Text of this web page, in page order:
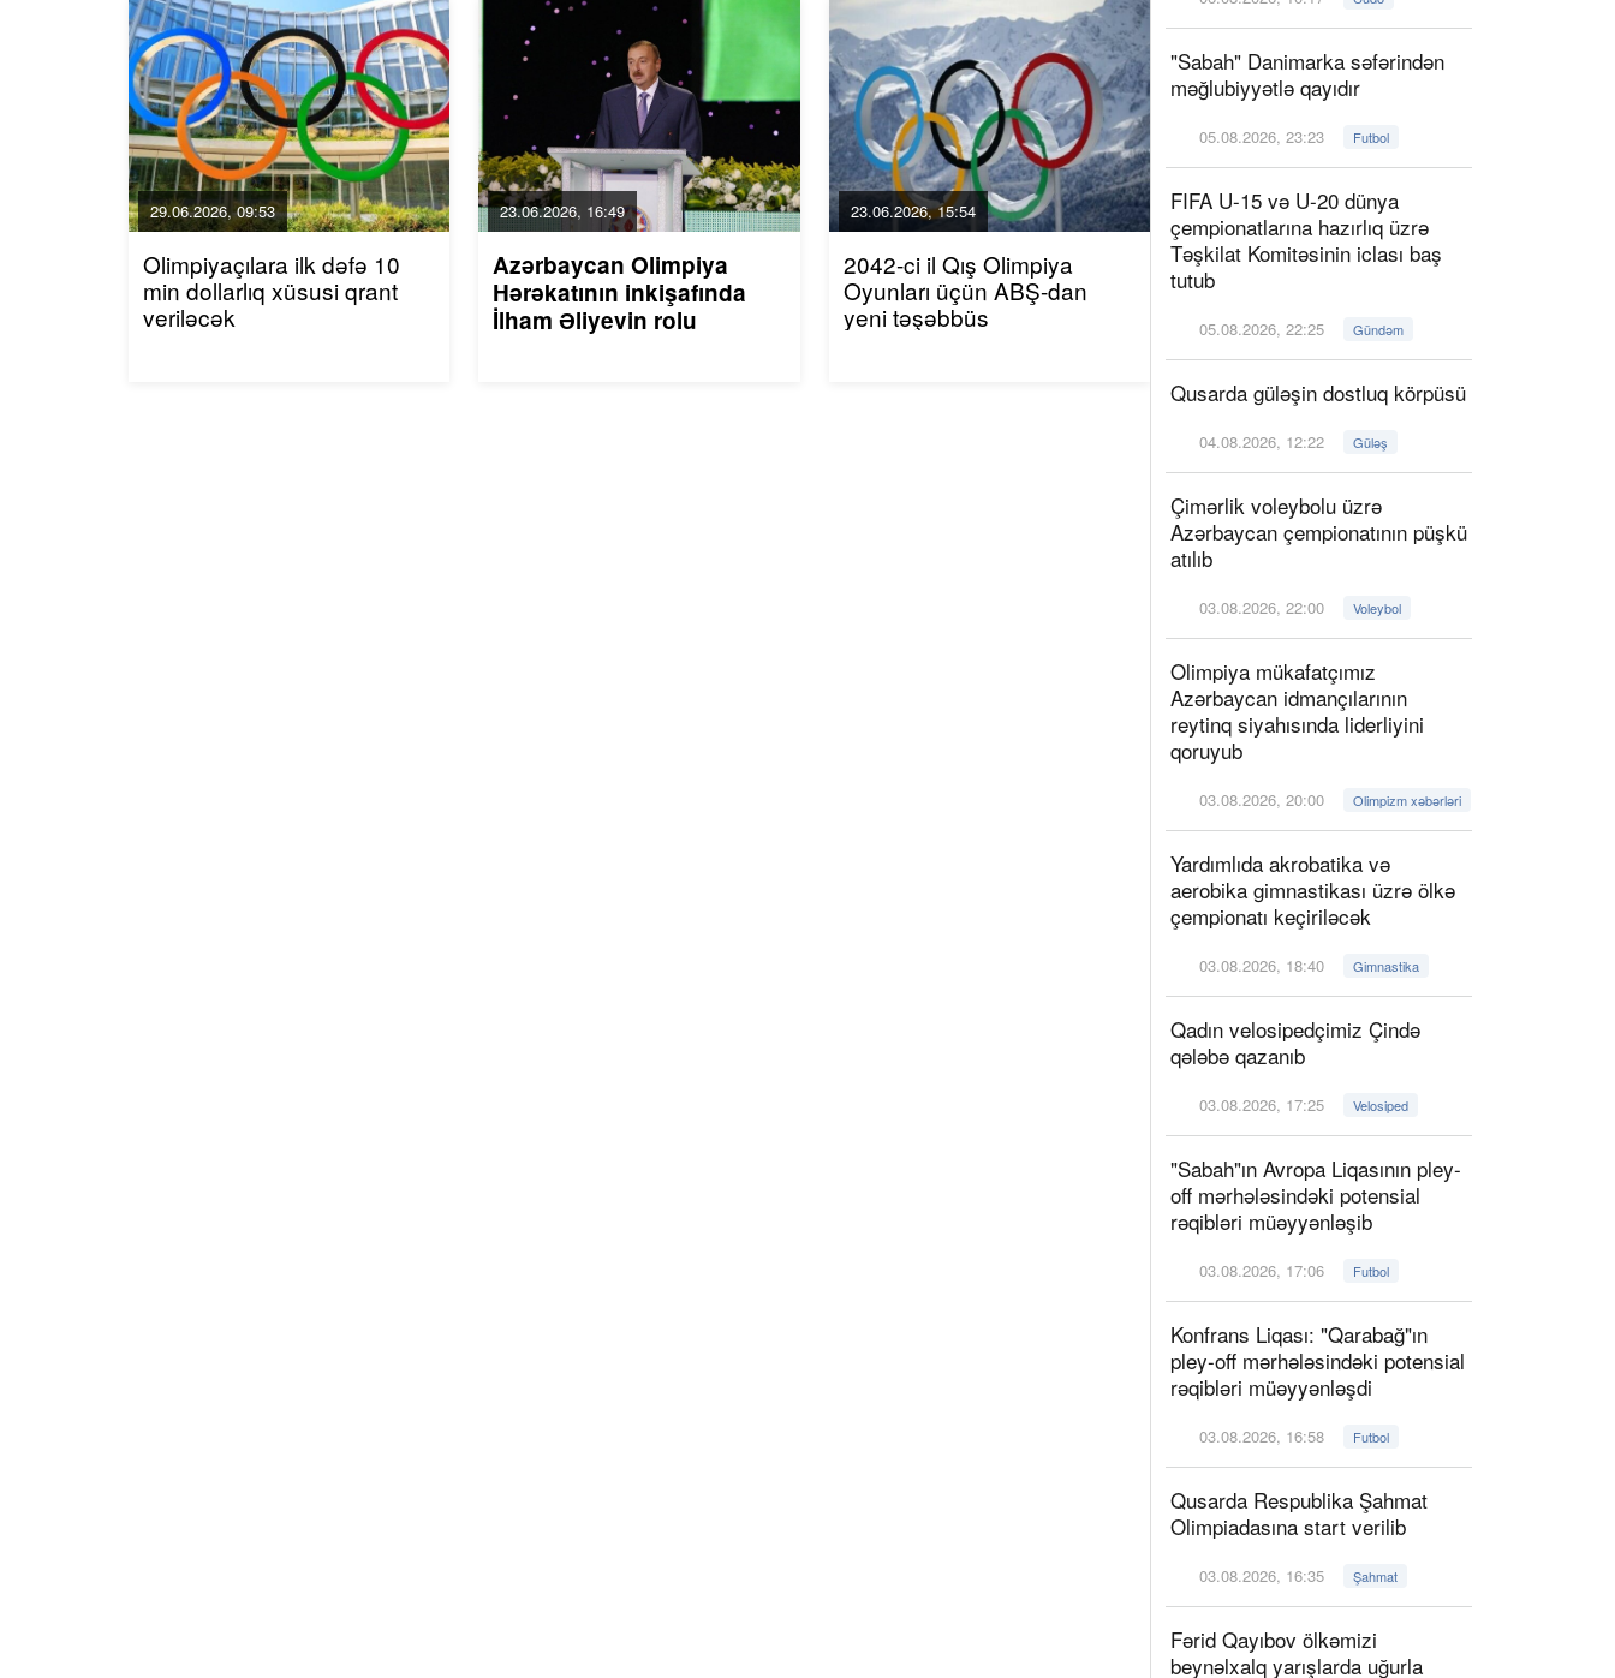
29.06.2026, 09:53
Olimpiyaçılara ilk dəfə 10
min dollarlıq xüsusi qrant
veriləcək
23.06.2026, 16:49
Azərbaycan Olimpiya
Hərəkatının inkişafında
İlham Əliyevin rolu
23.06.2026, 15:54
2042-ci il Qış Olimpiya
Oyunları üçün ABŞ-dan
yeni təşəbbüs
"Sabah" Danimarka səfərindən
məğlubiyyətlə qayıdır
05.08.2026, 23:23 Futbol
FIFA U-15 və U-20 dünya
çempionatlarına hazırlıq üzrə
Təşkilat Komitəsinin iclası baş
tutub
05.08.2026, 22:25 Gündəm
Qusarda güləşin dostluq körpüsü
04.08.2026, 12:22 Güləş
Çimərlik voleybolu üzrə
Azərbaycan çempionatının püşkü
atılıb
03.08.2026, 22:00 Voleybol
Olimpiya mükafatçımız
Azərbaycan idmançılarının
reytinq siyahısında liderliyini
qoruyub
03.08.2026, 20:00 Olimpizm xəbərləri
Yardımlıda akrobatika və
aerobika gimnastikası üzrə ölkə
çempionatı keçiriləcək
03.08.2026, 18:40 Gimnastika
Qadın velosipedçimiz Çində
qələbə qazanıb
03.08.2026, 17:25 Velosiped
"Sabah"ın Avropa Liqasının pley-
off mərhələsindəki potensial
rəqibləri müəyyənləşib
03.08.2026, 17:06 Futbol
Konfrans Liqası: "Qarabağ"ın
pley-off mərhələsindəki potensial
rəqibləri müəyyənləşdi
03.08.2026, 16:58 Futbol
Qusarda Respublika Şahmat
Olimpiadasına start verilib
03.08.2026, 16:35 Şahmat
Fərid Qayıbov ölkəmizi
beynəlxalq yarışlarda uğurla